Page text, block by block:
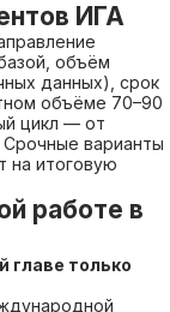
ИГА
объём
данных), срок
объёме 70–90
цикл — от
варианты
на итоговую
работе в
главе только